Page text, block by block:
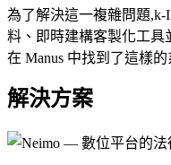
為了解決這一複雜問題
料、即時建構客製化工具
在 Manus 中找到了這樣的
解決方案